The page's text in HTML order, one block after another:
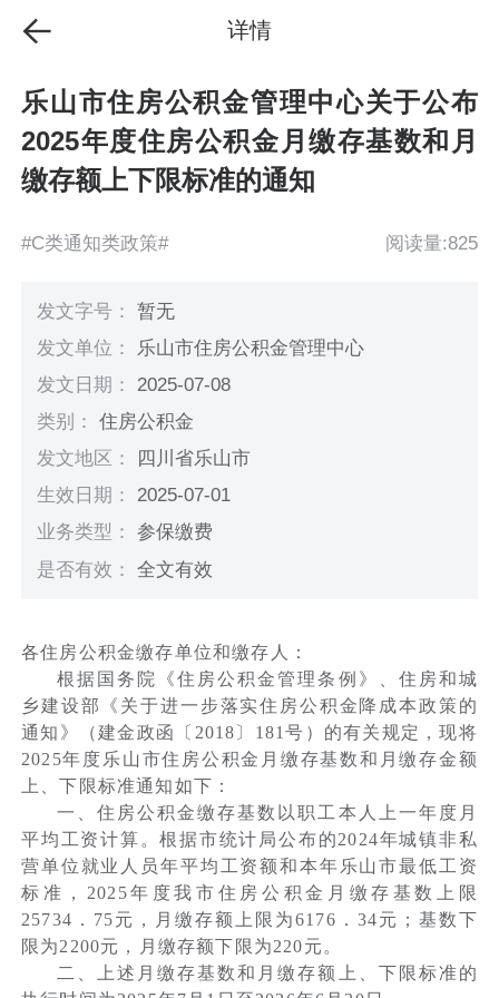
详情
乐山市住房公积金管理中心关于公布
2025年度住房公积金月缴存基数和月
缴存额上下限标准的通知
#C类通知类政策# 阅读量:825
发文字号：暂无
发文单位： 乐山市住房公积金管理中心
发文日期： 2025-07-08
类别：住房公积金
发文地区：
四川省乐山市
生效日期： 2025-07-01
业务类型：参保缴费
是否有效：全文有效
各住房公积金缴存单位和缴存人：
根据国务院《住房公积金管理条例》、住房和城
乡建设部《关于进一步落实住房公积金降成本政策的
通知》（建金政函〔2018〕181号）的有关规定，现将
2025年度乐山市住房公积金月缴存基数和月缴存金额
上、下限标准通知如下：
一、住房公积金缴存基数以职工本人上一年度月
平均工资计算。根据市统计局公布的2024年城镇非私
营单位就业人员年平均工资额和本年乐山市最低工资
标准，2025年度我市住房公积金月缴存基数上限
25734．75元，月缴存额上限为6176．34元；基数下
限为2200元，月缴存额下限为220元。
二、上述月缴存基数和月缴存额上、下限标准的